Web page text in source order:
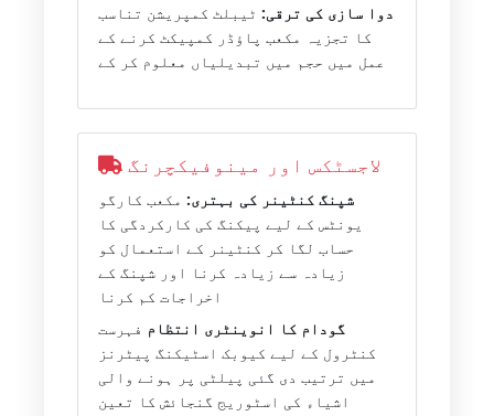
دوا سازی کی ترقی: ٹیبلٹ کمپریشن تناسب
کا تجزیہ مکعب پاؤڈر کمپیکٹ کرنے کے
عمل میں حجم میں تبدیلیاں معلوم کر کے
لاجسٹکس اور مینوفیکچرنگ
شپنگ کنٹینر کی بہتری: مکعب کارگو
یونٹس کے لیے پیکنگ کی کارکردگی کا
حساب لگا کر کنٹینر کے استعمال کو
زیادہ سے زیادہ کرنا اور شپنگ کے
اخراجات کم کرنا
گودام کا انوینٹری انتظام فہرست
کنٹرول کے لیے کیوبک اسٹیکنگ پیٹرنز
میں ترتیب دی گئی پیلٹی پر ہونے والی
اشیاء کی اسٹوریج گنجائش کا تعین